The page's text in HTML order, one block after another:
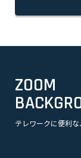
ZOOM
テレワークに便利
美容